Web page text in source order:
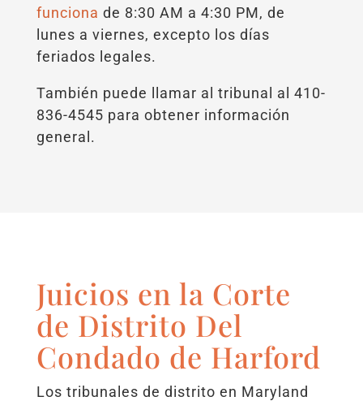
funciona de 8:30 AM a 4:30 PM, de
lunes a viernes, excepto los días
feriados legales.
También puede llamar al tribunal al 410-
836-4545 para obtener información
general.
Juicios en la Corte
de Distrito Del
Condado de Harford
Los tribunales de distrito en Maryland